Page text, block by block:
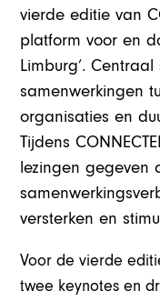
vierde editie van
platform voor en
Limburg’.
samenwerkingen
organisaties en
Tijdens
lezingen gegeven
versterken en
Voor de vierde
twee keynotes en